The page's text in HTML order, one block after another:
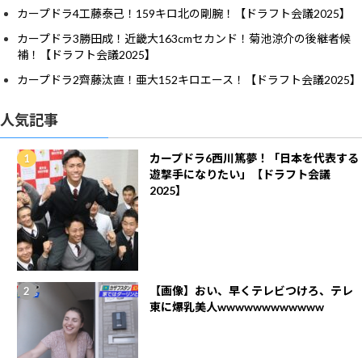
カープドラ4工藤泰己！159キロ北の剛腕！【ドラフト会議2025】
カープドラ3勝田成！近畿大163cmセカンド！菊池涼介の後継者候
補！【ドラフト会議2025】
カープドラ2齊藤汰直！亜大152キロエース！【ドラフト会議2025】
人気記事
カープドラ6西川篤夢！「日本を代表する
遊撃手になりたい」【ドラフト会議
2025】
【画像】おい、早くテレビつけろ、テレ
東に爆乳美人wwwwwwwwwwww